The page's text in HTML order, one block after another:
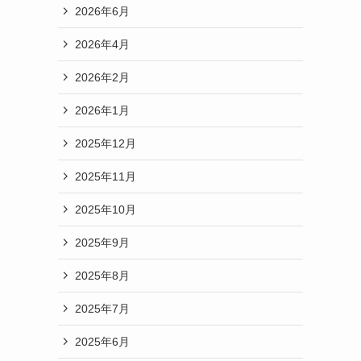
2026年6月
2026年4月
2026年2月
2026年1月
2025年12月
2025年11月
2025年10月
2025年9月
2025年8月
2025年7月
2025年6月